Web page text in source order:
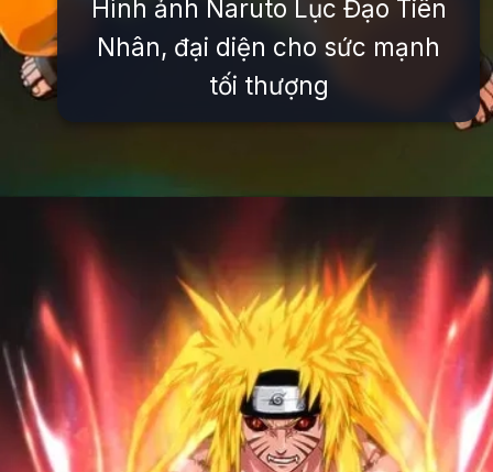
Hình ảnh Naruto Lục Đạo Tiên
Nhân, đại diện cho sức mạnh
tối thượng